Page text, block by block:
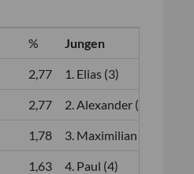
% Jungen
2,77 1. Elias (3)
2,77 2. Alexander (2)
1,78 3. Maximilian (1)
1,63 4. Paul (4)